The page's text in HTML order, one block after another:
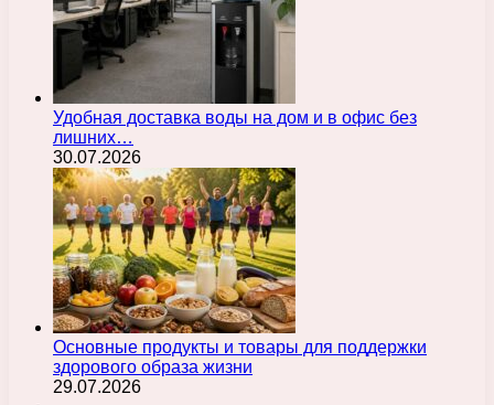
Удобная доставка воды на дом и в офис без
лишних…
30.07.2026
Основные продукты и товары для поддержки
здорового образа жизни
29.07.2026